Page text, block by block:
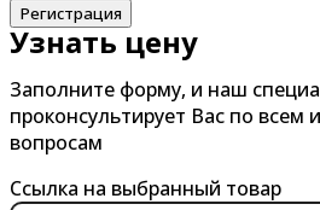
Регистрация
Узнать цену
Заполните форму, и наш
проконсультирует Вас по
вопросам
Ссылка на выбранный товар